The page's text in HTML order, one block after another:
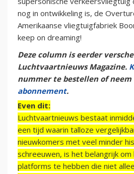
nog in ontwikkeling is, de
Amerikaanse vliegtuigfabriek
keep on dreaming!
Deze column is eerder
Luchtvaartnieuws Magazine.
nummer te bestellen of neem
abonnement.
Even dit:
Luchtvaartnieuws bestaat
een tijd waarin talloze
nieuwkomers met veel minder
schreeuwen, is het belangrijk
platforms te hebben die niet